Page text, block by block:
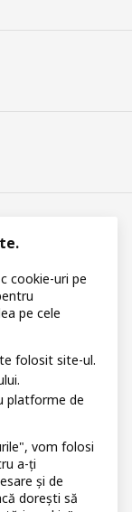
RO
modulele cookie
cookie-uri pe
pe cele
folosit site-ul.
platforme de
vom folosi
a-ți
și de
dorești să